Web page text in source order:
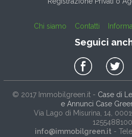
Chi siamo Contatti
Seguici
© 2017 Immobilgreen.it- Case di
e Annunci Case
Via Lago di Misurina, 14 ,
info@immobilgreen.it -